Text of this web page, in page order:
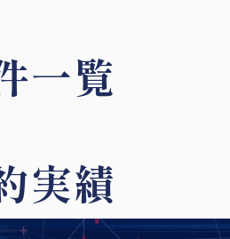
一覧
実績